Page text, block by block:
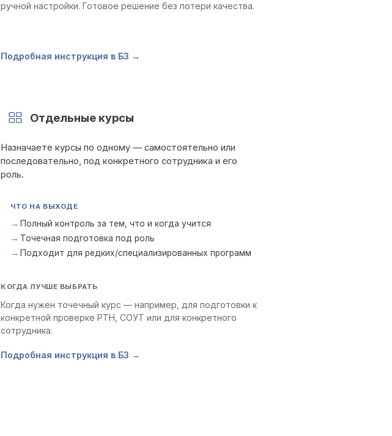
ручной настройки. Готовое решение без потери качества.
Подробная инструкция в БЗ →
Отдельные курсы
Назначаете курсы по одному — самостоятельно или
последовательно, под конкретного сотрудника и его
роль.
ЧТО НА ВЫХОДЕ
Полный контроль за тем, что и когда учится
Точечная подготовка под роль
Подходит для редких/специализированных программ
КОГДА ЛУЧШЕ ВЫБРАТЬ
Когда нужен точечный курс — например, для подготовки к
конкретной проверке РТН, СОУТ или для конкретного
сотрудника.
Подробная инструкция в БЗ →